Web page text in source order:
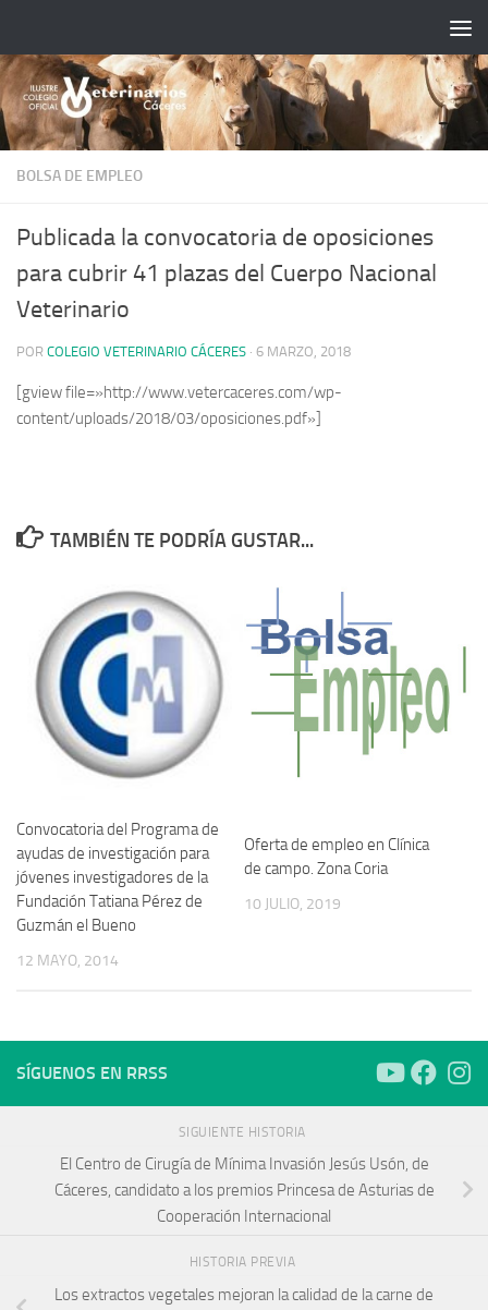
BOLSA DE EMPLEO
Publicada la convocatoria de oposiciones
para cubrir 41 plazas del Cuerpo Nacional
Veterinario
POR COLEGIO VETERINARIO CÁCERES · 6 MARZO, 2018
[gview file=»http://www.vetercaceres.com/wp-
content/uploads/2018/03/oposiciones.pdf»]
TAMBIÉN TE PODRÍA GUSTAR...
Convocatoria del Programa de
ayudas de investigación para
jóvenes investigadores de la
Fundación Tatiana Pérez de
Guzmán el Bueno
12 MAYO, 2014
Oferta de empleo en Clínica
de campo. Zona Coria
10 JULIO, 2019
SÍGUENOS EN RRSS
SIGUIENTE HISTORIA
El Centro de Cirugía de Mínima Invasión Jesús Usón, de
Cáceres, candidato a los premios Princesa de Asturias de
Cooperación Internacional
HISTORIA PREVIA
Los extractos vegetales mejoran la calidad de la carne de